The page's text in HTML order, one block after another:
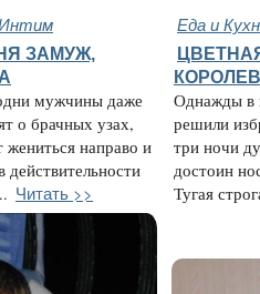
Еда и
ЗАМУЖ,
мужчины даже
о брачных узах,
направо и
действительности
Читать >>
Однажды в
решили
три ночи
достоин
Тугая